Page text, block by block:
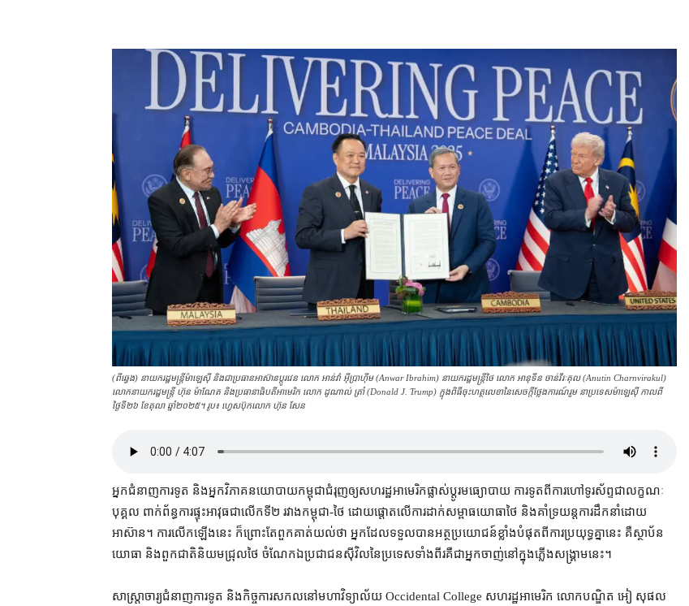
(ពី​ឆ្វេង) នាយករដ្ឋមន្ត្រី​ម៉ាឡេស៊ី និង​ជា​ប្រធាន​អាស៊ាន​ប្ដូរ​វេន លោក អាន់វ៉ា អ៊ីប្រាហ៊ីម (Anwar Ibrahim) នាយករដ្ឋមន្ត្រី​ថៃ លោក អានុទីន ចាន់វីរៈគុល (Anutin Charnvirakul)
លោក​នាយករដ្ឋមន្ត្រី ហ៊ុន ម៉ាណែត និង​ប្រធានាធិបតី​អាមេរិក លោក ដូណាល់ ត្រាំ (Donald J. Trump) ក្នុង​ពិធី​ចុះហត្ថលេខា​នៃ​សេចក្ដីថ្លែងការណ៍​រួម នា​ប្រទេស​ម៉ាឡេស៊ី កាល​ពី​
ថ្ងៃទី២៦ ខែ​តុលា ឆ្នាំ​២០២៥។ រូប៖ ហ្វេសប៊ុក​លោក ហ៊ុន សែន
អ្នកជំនាញ​ការទូត និង​អ្នកវិភាគ​នយោបាយ​កម្ពុជា​ជំរុញ​ឲ្យ​សហរដ្ឋអាមេរិក​ផ្លាស់ប្ដូរ​មធ្យោបាយ ការទូត​ពី​ការ​ហៅ​ទូរស័ព្ទ​ជា​លក្ខណៈ​
បុគ្គល ពាក់ព័ន្ធ​ការ​ផ្ទុះអាវុធ​ជា​លើក​ទី​២ រវាង​កម្ពុជា​-​ថៃ ដោយ​ផ្តោត​លើ​ការ​ដាក់​សម្ពាធ​យោធា​ថៃ និង​គាំទ្រ​យន្តការ​ដឹកនាំ​ដោយ​
អាស៊ាន។ ការ​លើកឡើង​នេះ ក៏​ព្រោះតែ​ពួកគាត់​យល់ថា អ្នក​ដែល​ទទួល​បាន​អត្ថប្រយោជន៍​ខ្លាំង​បំផុត​ពី​ការ​ប្រយុទ្ធ​គ្នា​នេះ ​គឺស្ថាប័ន​
យោធា និង​ពួក​ជាតិនិយម​ជ្រុល​ថៃ ចំណែកឯ​ប្រជាជន​ស៊ីវិល​នៃ​ប្រទេស​ទាំងពីរ​គឺជា​អ្នក​ចាញ់​នៅក្នុង​ភ្លើងសង្គ្រាម​នេះ។
សាស្ត្រាចារ្យ​ជំនាញ​ការទូត និង​កិច្ចការ​សកល​នៅ​មហាវិទ្យាល័យ Occidental College សហរដ្ឋអាមេរិក លោក​បណ្ឌិត អៀ សុផល